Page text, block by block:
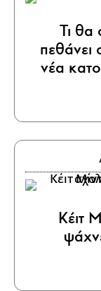
Τι θα
νέα
Κέιτ